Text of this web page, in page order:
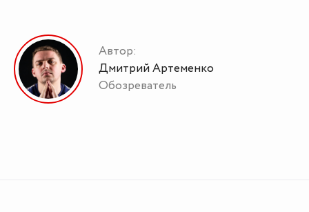
Автор:
Дмитрий Артеменко
Обозреватель